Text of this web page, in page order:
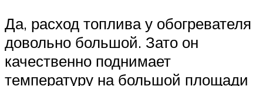
Да, расход топлива у обогревателя
довольно большой. Зато он
качественно поднимает
температуру на большой площади